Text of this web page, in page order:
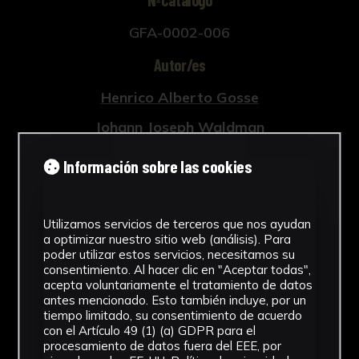
GFA-0002-006
Autor/es
Henrico Alberto Gosse
Johann Joseph Waldman
Johann Ulrich Kraus
Grabados
Cronología
1740
Estilo
Rococó
Información sobre las cookies
Utilizamos servicios de terceros que nos ayudan
a optimizar nuestro sitio web (análisis). Para
poder utilizar estos servicios, necesitamos su
consentimiento. Al hacer clic en "Aceptar todas",
acepta voluntariamente el tratamiento de datos
antes mencionado. Esto también incluye, por un
tiempo limitado, su consentimiento de acuerdo
con el Artículo 49 (1) (a) GDPR para el
procesamiento de datos fuera del EEE, por